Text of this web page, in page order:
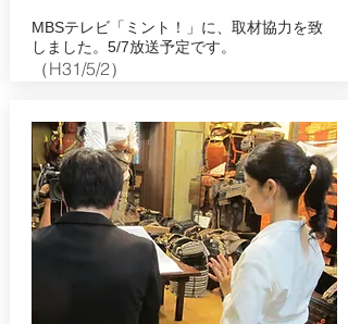
MBSテレビ「ミント！」に、取材協力を致
しました。5/7放送予定です。
（H31/5/2）